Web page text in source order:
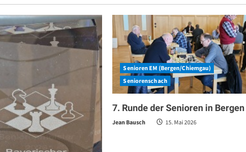
Senioren EM (Bergen/Chiemgau)
Seniorenschach
7. Runde der Senioren in Bergen
Jean Bausch 15. Mai 2026